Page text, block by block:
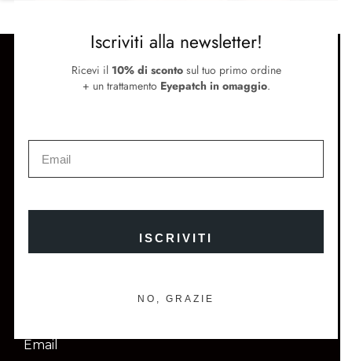
Termini e condizioni
SEGUICI
Instagram
Iscriviti alla newsletter!
Ricevi il 10% di scontosul tuo primo ordine
+ un trattamento Eyepatch in omaggio.
ISCRIVITI
NO, GRAZIE